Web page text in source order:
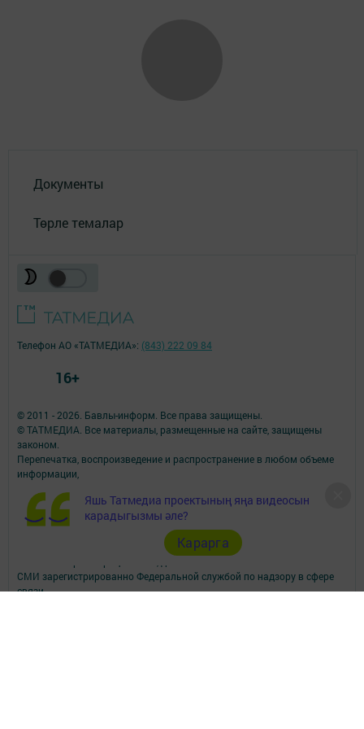
Документы
Төрле темалар
Яшь Татмедиа проектының яңа видеосын
карадыгызмы әле?
Карарга
© 2011 - 2026. Бавлы-информ. Все права защищены.
© ТАТМЕДИА. Все материалы, размещенные на сайте, защищены
законом.
Перепечатка, воспроизведение и распространение в любом объеме
информации,
редакций СМИ.
При поддержке Республиканского агентства по печати и массовым
Наименование СМИ: Бавлы-информ
СМИ зарегистрированно Федеральной службой по надзору в сфере
связи,
Телефон АО «ТАТМЕДИА»: (843) 222 09 84
16+